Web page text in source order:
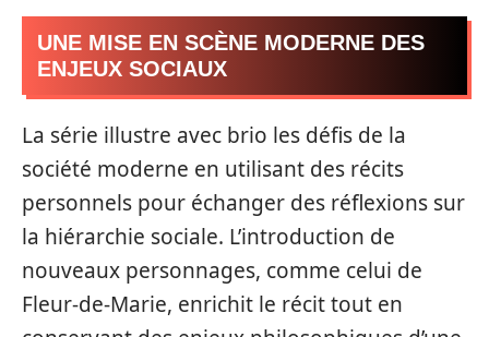
UNE MISE EN SCÈNE MODERNE DES
ENJEUX SOCIAUX
La série illustre avec brio les défis de la
société moderne en utilisant des récits
personnels pour échanger des réflexions sur
la hiérarchie sociale. L’introduction de
nouveaux personnages, comme celui de
Fleur-de-Marie, enrichit le récit tout en